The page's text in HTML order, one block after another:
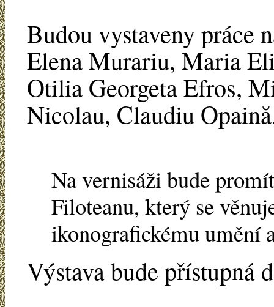
Budou vystaveny práce
Elena Murariu, Maria
Otilia Georgeta Efros,
Nicolau, Claudiu
Na vernisáži bude
Filoteanu, který se
ikonografickému umění
Výstava bude přístupná